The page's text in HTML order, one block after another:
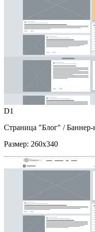
D1
Страница "Блог" / Баннер-
Размер: 260x340